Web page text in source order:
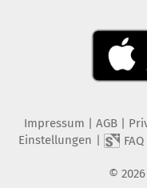
Impressum | AGB |
Einstellungen | FAQ
© 2026